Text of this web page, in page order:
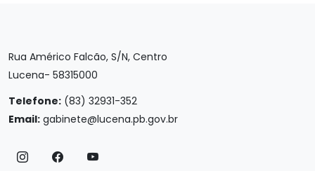
Rua Américo Falcão, S/N, Centro
Lucena- 58315000
Telefone: (83) 32931-352
Email: gabinete@lucena.pb.gov.br